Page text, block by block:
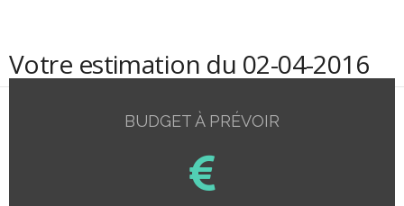
Votre estimation du 02-04-2016
BUDGET À PRÉVOIR